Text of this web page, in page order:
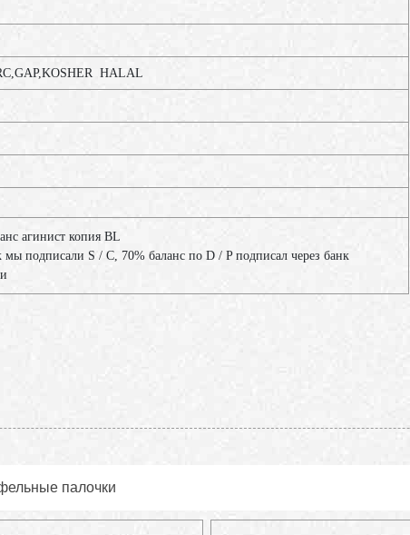
HALAL
агинист копия BL
мы подписали S / C, 70% баланс по D / P подписал через банк